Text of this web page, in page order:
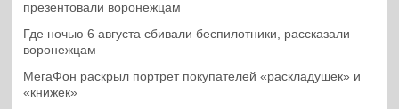
презентовали воронежцам
Где ночью 6 августа сбивали беспилотники, рассказали
воронежцам
МегаФон раскрыл портрет покупателей «раскладушек» и
«книжек»